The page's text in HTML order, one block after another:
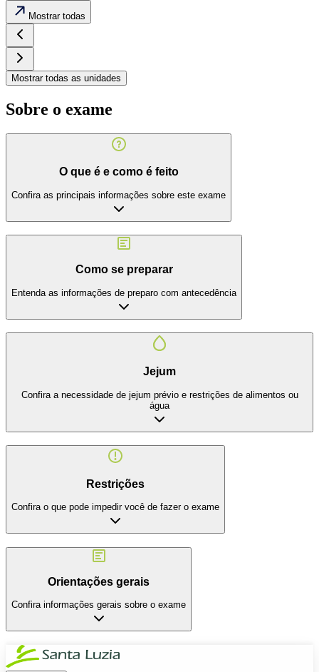
Mostrar todas
Mostrar todas as unidades
Sobre o exame
O que é e como é feito
Confira as principais informações sobre este exame
Como se preparar
Entenda as informações de preparo com antecedência
Jejum
Confira a necessidade de jejum prévio e restrições de alimentos ou
água
Restrições
Confira o que pode impedir você de fazer o exame
Orientações gerais
Confira informações gerais sobre o exame